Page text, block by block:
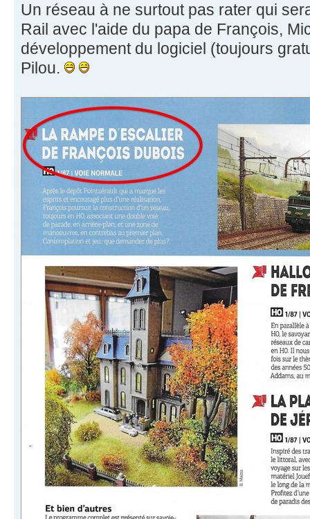
Un réseau à ne surtout pas rater qui
Rail avec l'aide du papa de François,
développement du logiciel (toujours
Pilou.